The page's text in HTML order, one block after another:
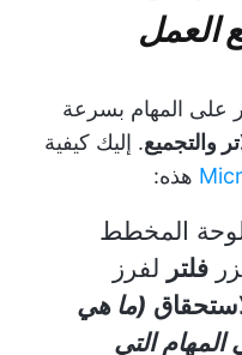
العمل
على المهام بسرعة
والتجميع. إليك كيفية
هذه:
المخطط
فلتر لفرز
(ما هي
المهام التي